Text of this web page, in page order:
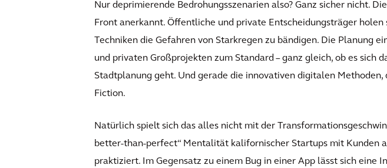
Nur deprimierende Bedrohungsszenarien also? Ganz sicher nicht.
Front anerkannt. Öffentliche und private Entscheidungsträger
Techniken die Gefahren von Starkregen zu bändigen. Die
und privaten Großprojekten zum Standard – ganz gleich, ob es sich
Stadtplanung geht. Und gerade die innovativen digitalen
Fiction.
Natürlich spielt sich das alles nicht mit der
better-than-perfect“ Mentalität kalifornischer Startups mit Kunden
praktiziert. Im Gegensatz zu einem Bug in einer App lässt sich